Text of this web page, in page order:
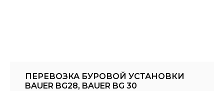
ПЕРЕВОЗКА БУРОВОЙ УСТАНОВКИ
BAUER BG28, BAUER BG 30